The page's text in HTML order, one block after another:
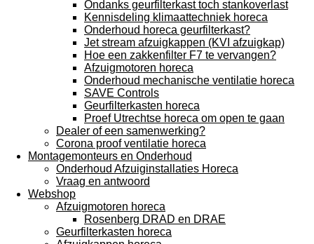
Ondanks geurfilterkast toch stankoverlast
Kennisdeling klimaattechniek horeca
Onderhoud horeca geurfilterkast?
Jet stream afzuigkappen (KVI afzuigkap)
Hoe een zakkenfilter F7 te vervangen?
Afzuigmotoren horeca
Onderhoud mechanische ventilatie horeca
SAVE Controls
Geurfilterkasten horeca
Proef Utrechtse horeca om open te gaan
Dealer of een samenwerking?
Corona proof ventilatie horeca
Montagemonteurs en Onderhoud
Onderhoud Afzuiginstallaties Horeca
Vraag en antwoord
Webshop
Afzuigmotoren horeca
Rosenberg DRAD en DRAE
Geurfilterkasten horeca